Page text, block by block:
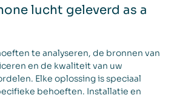
lucht geleverd as a
te analyseren, de bronnen van
en de kwaliteit van uw
Elke oplossing is speciaal
behoeften. Installatie en